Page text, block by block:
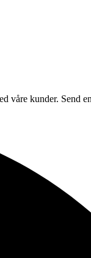
våre kunder. Send